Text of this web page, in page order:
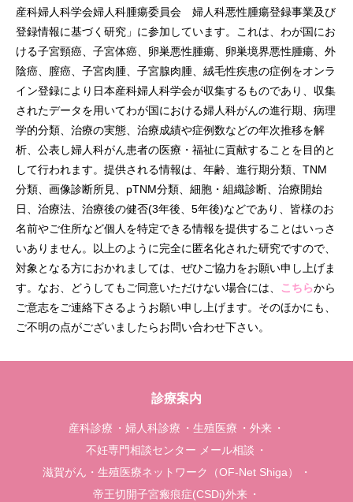
産科婦人科学会婦人科腫瘍委員会 婦人科悪性腫瘍登録事業及び
登録情報に基づく研究」に参加しています。これは、わが国にお
ける子宮頸癌、子宮体癌、卵巣悪性腫瘍、卵巣境界悪性腫瘍、外
陰癌、膣癌、子宮肉腫、子宮腺肉腫、絨毛性疾患の症例をオンラ
イン登録により日本産科婦人科学会が収集するものであり、収集
されたデータを用いてわが国における婦人科がんの進行期、病理
学的分類、治療の実態、治療成績や症例数などの年次推移を解
析、公表し婦人科がん患者の医療・福祉に貢献することを目的と
して行われます。提供される情報は、年齢、進行期分類、TNM
分類、画像診断所見、pTNM分類、細胞・組織診断、治療開始
日、治療法、治療後の健否(3年後、5年後)などであり、皆様のお
名前やご住所など個人を特定できる情報を提供することはいっさ
いありません。以上のように完全に匿名化された研究ですので、
対象となる方におかれましては、ぜひご協力をお願い申し上げま
す。なお、どうしてもご同意いただけない場合には、
こちらから
ご意志をご連絡下さるようお願い申し上げます。そのほかにも、
ご不明の点がございましたらお問い合わせ下さい。
診療案内
産科診療 婦人科診療 生殖医療
外来
不妊専門相談センター メール相談
滋賀がん・生殖医療ネットワーク（OF-Net Shiga）
帝王切開子宮瘢痕症(CSDi)外来